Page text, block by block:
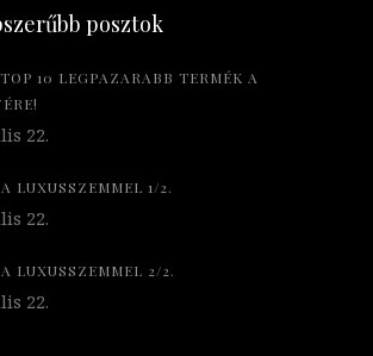
posztok
10 LEGPAZARABB TERMÉK A
22.
LUXUSSZEMMEL 1/2.
22.
LUXUSSZEMMEL 2/2.
22.